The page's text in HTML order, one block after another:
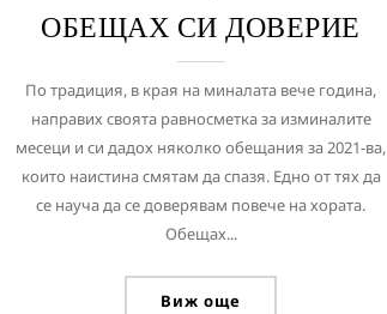
ОБЕЩАХ СИ ДОВЕРИЕ
По традиция, в края на миналата вече година,
направих своята равносметка за изминалите
месеци и си дадох няколко обещания за 2021-ва,
които наистина смятам да спазя. Едно от тях да
се науча да се доверявам повече на хората.
Обещах...
Виж още